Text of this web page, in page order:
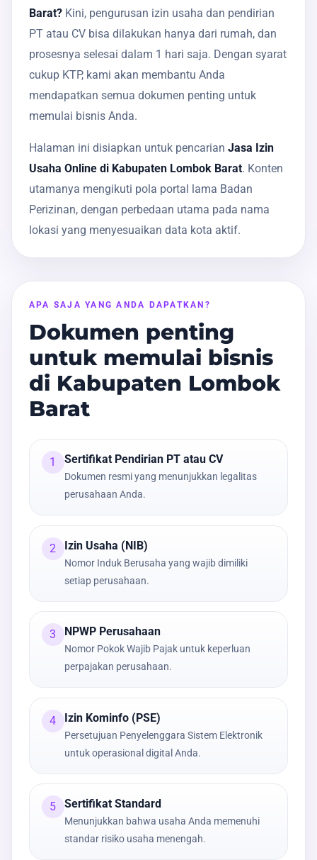
Barat? Kini, pengurusan izin usaha dan pendirian
PT atau CV bisa dilakukan hanya dari rumah, dan
prosesnya selesai dalam 1 hari saja. Dengan syarat
cukup KTP, kami akan membantu Anda
mendapatkan semua dokumen penting untuk
memulai bisnis Anda.
Halaman ini disiapkan untuk pencarian Jasa Izin
Usaha Online di Kabupaten Lombok Barat. Konten
utamanya mengikuti pola portal lama Badan
Perizinan, dengan perbedaan utama pada nama
lokasi yang menyesuaikan data kota aktif.
APA SAJA YANG ANDA DAPATKAN?
Dokumen penting
untuk memulai bisnis
di Kabupaten Lombok
Barat
1 Sertifikat Pendirian PT atau CV
Dokumen resmi yang menunjukkan legalitas
perusahaan Anda.
2 Izin Usaha (NIB)
Nomor Induk Berusaha yang wajib dimiliki
setiap perusahaan.
3 NPWP Perusahaan
Nomor Pokok Wajib Pajak untuk keperluan
perpajakan perusahaan.
4 Izin Kominfo (PSE)
Persetujuan Penyelenggara Sistem Elektronik
untuk operasional digital Anda.
5 Sertifikat Standard
Menunjukkan bahwa usaha Anda memenuhi
standar risiko usaha menengah.